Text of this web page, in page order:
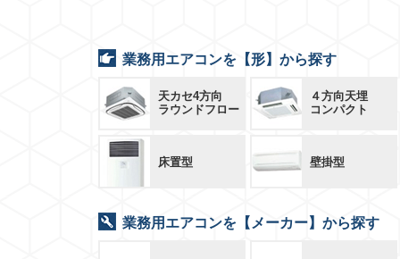
業務用エアコンを【形】から探す
天カセ4方向
ラウンドフロー
４方向天埋
コンパクト
床置型 壁掛型
業務用エアコンを【メーカー】から探す